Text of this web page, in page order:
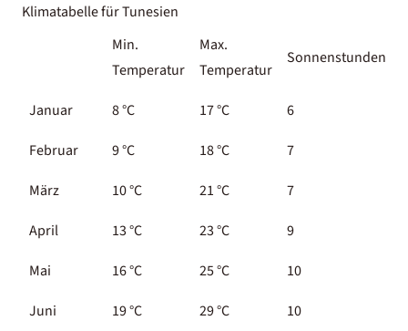
Klimatabelle für Tunesien
Min.
Temperatur
Max.
Temperatur
Sonnenstunden
Januar 8 °C 17 °C 6
Februar
9 °C 18 °C 7
März
10 °C 21 °C 7
April
13 °C 23 °C 9
Mai
16 °C 25 °C 10
Juni
19 °C 29 °C 10